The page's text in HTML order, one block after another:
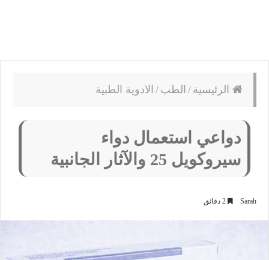
الرئيسية / الطب / الادوية الطبية
دواعي استعمال دواء
سيروكويل 25 والآثار الجانبية
Sarah